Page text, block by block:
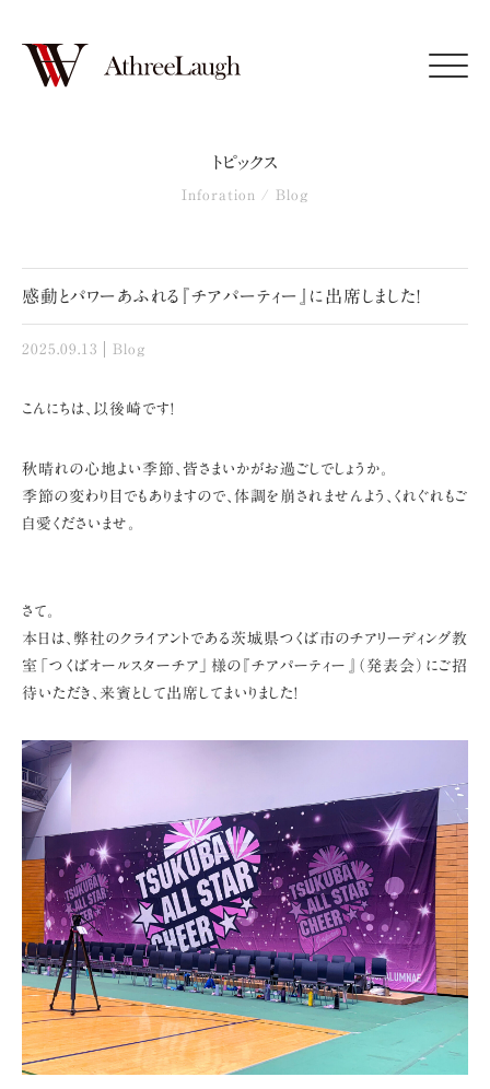
Click
トピックス
Inforation / Blog
感動とパワーあふれる『チアパーティー』に出席しました!
2025.09.13 Blog
こんにちは、以後崎です!
秋晴れの心地よい季節、皆さまいかがお過ごしでしょうか。
季節の変わり目でもありますので、体調を崩されませんよう、くれぐれもご
自愛くださいませ。
さて。
本日は、弊社のクライアントである茨城県つくば市のチアリーディング教
室 「つくばオールスターチア」様の『チアパーティー』（発表会）にご招
待いただき、 来賓として出席してまいりました!